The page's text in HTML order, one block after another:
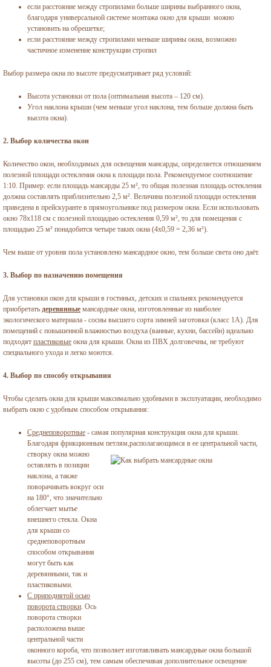
если расстояние между стропилами больше ширины выбранного окна,
благодаря универсальной системе монтажа окно для крыши можно
установить на обрешетке;
если расстояние между стропилами меньше ширины окна, возможно
частичное изменение конструкции стропил
Выбор размера окна по высоте предусматривает ряд условий:
Высота установки от пола (оптимальная высота – 120 см).
Угол наклона крыши (чем меньше угол наклона, тем больше должна быть
высота окна).
2. Выбор количества окон
Количество окон, необходимых для освещения мансарды, определяется отношением
полезной площади остекления окна к площади пола. Рекомендуемое соотношение
1:10. Пример: если площадь мансарды 25 м², то общая полезная площадь остекления
должна составлять приблизительно 2,5 м². Величина полезной площади остекления
приведена в прейскуранте в прямоугольнике под размером окна. Если использовать
окно 78х118 см с полезной площадью остекления 0,59 м², то для помещения с
площадью 25 м² понадобится четыре таких окна (4х0,59 = 2,36 м²).
Чем выше от уровня пола установлено мансардное окно, тем больше света оно даёт.
3. Выбор по назначению помещения
Для установки окон для крыши в гостиных, детских и спальнях рекомендуется
приобретать деревянные мансардные окна, изготовленные из наиболее
экологического материала - сосны высшего сорта зимней заготовки (класс 1А). Для
помещений с повышенной влажностью воздуха (ванные, кухни, бассейн) идеально
подходят пластиковые окна для крыши. Окна из ПВХ долговечны, не требуют
специального ухода и легко моются.
4. Выбор по способу открывания
Чтобы сделать окна для крыши максимально удобными в эксплуатации, необходимо
выбрать окно с удобным способом открывания:
Среднеповоротные - самая популярная конструкция окна для крыши.
Благодаря фрикционным петлям,располагающимся в ее центральной части,
створку окна можно
оставлять в позиции
наклона, а также
поворачивать вокруг оси
на 180°, что значительно
облегчает мытье
внешнего стекла. Окна
для крыши со
среднеповоротным
способом открывания
могут быть как
деревянными, так и
пластиковыми.
С приподнятой осью
поворота створки. Ось
поворота створки
расположена выше
центральной части
оконного короба, что позволяет изготавливать мансардные окна большой
высоты (до 255 см), тем самым обеспечивая дополнительное освещение